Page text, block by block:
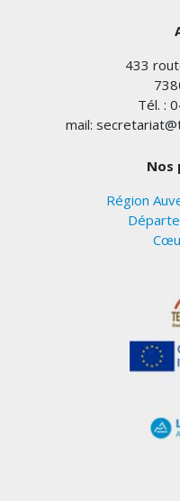
433
Tél. :
mail:
Nos
Région